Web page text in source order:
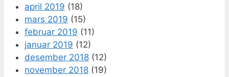
april 2019 (18)
mars 2019 (15)
februar 2019 (11)
januar 2019 (12)
desember 2018 (12)
november 2018 (19)